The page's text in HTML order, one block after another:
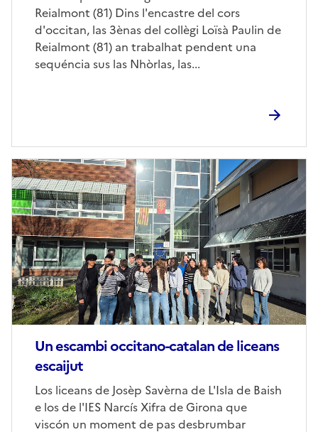
Reialmont (81) Dins l'encastre del cors
d'occitan, las 3ènas del collègi Loïsà Paulin de
Reialmont (81) an trabalhat pendent una
sequéncia sus las Nhòrlas, las...
Un escambi occitano-catalan de liceans
escaijut
Corps
Los liceans de Josèp Savèrna de L'Isla de Baish
e los de l'IES Narcís Xifra de Girona que
viscón un moment de pas desbrumbar
Image
de
couverture
(conseillée)